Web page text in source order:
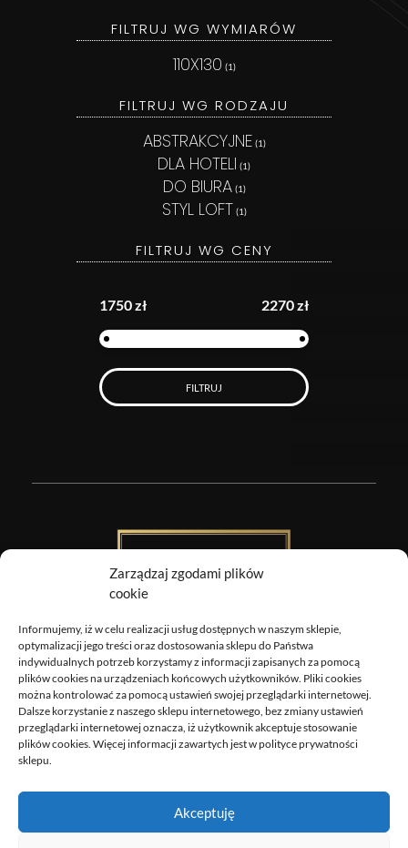
Zarządzaj zgodami plików
cookie
Informujemy, iż w celu realizacji usług dostępnych w naszym sklepie,
optymalizacji jego treści oraz dostosowania sklepu do Państwa
indywidualnych potrzeb korzystamy z informacji zapisanych za pomocą
plików cookies na urządzeniach końcowych użytkowników. Pliki cookies
można kontrolować za pomocą ustawień swojej przeglądarki internetowej.
Dalsze korzystanie z naszego sklepu internetowego, bez zmiany ustawień
przeglądarki internetowej oznacza, iż użytkownik akceptuje stosowanie
plików cookies. Więcej informacji zawartych jest w polityce prywatności
sklepu.
Akceptuję
FILTRUJ WG WYMIARÓW
110X130 (1)
FILTRUJ WG RODZAJU
ABSTRAKCYJNE (1)
DLA HOTELI (1)
DO BIURA (1)
STYL LOFT (1)
FILTRUJ WG CENY
1750 zł 2270 zł
FILTRUJ
Obrazy Sztuki
DOSTAWA
ZWROTY I REKLAMACJE
REGULAMIN
POLITYKA PRYWATNOŚCI